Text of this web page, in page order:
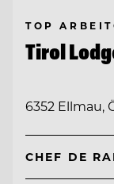
TOP
Tirol
6352 Ellmau,
CHEF DE